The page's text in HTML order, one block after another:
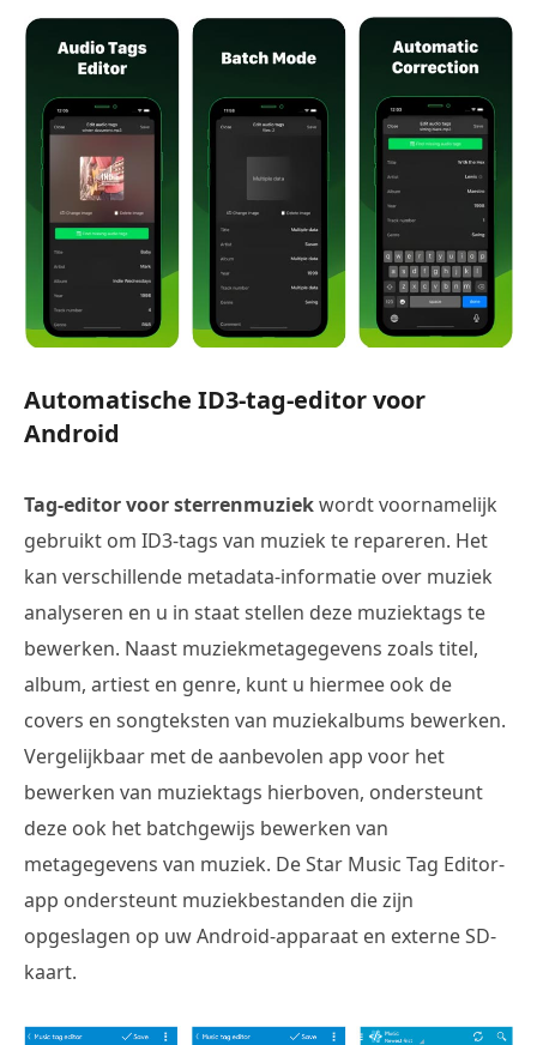
Automatische ID3-tag-editor voor
Android
Tag-editor voor sterrenmuziekwordt voornamelijk
gebruikt om ID3-tags van muziek te repareren. Het
kan verschillende metadata-informatie over muziek
analyseren en u in staat stellen deze muziektags te
bewerken. Naast muziekmetagegevens zoals titel,
album, artiest en genre, kunt u hiermee ook de
covers en songteksten van muziekalbums bewerken.
Vergelijkbaar met de aanbevolen app voor het
bewerken van muziektags hierboven, ondersteunt
deze ook het batchgewijs bewerken van
metagegevens van muziek. De Star Music Tag Editor-
app ondersteunt muziekbestanden die zijn
opgeslagen op uw Android-apparaat en externe SD-
kaart.